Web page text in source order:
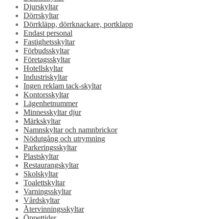
Djurskyltar
Dörrskyltar
Dörrkläpp, dörrknackare, portklapp
Endast personal
Fastighetsskyltar
Förbudsskyltar
Företagsskyltar
Hotellskyltar
Industriskyltar
Ingen reklam tack-skyltar
Kontorsskyltar
Lägenhetnummer
Minnesskyltar djur
Märkskyltar
Namnskyltar och namnbrickor
Nödutgång och utrymning
Parkeringsskyltar
Plastskyltar
Restaurangskyltar
Skolskyltar
Toalettskyltar
Varningsskyltar
Vårdskyltar
Återvinningsskyltar